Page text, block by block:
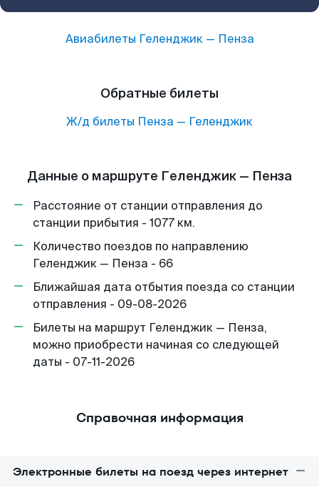
Авиабилеты Геленджик— Пенза
Обратные билеты
Ж/д билеты Пенза — Геленджик
Данные о маршруте Геленджик — Пенза
Расстояние от станции отправления до
станции прибытия - 1077 км.
Количество поездов по направлению
Геленджик — Пенза - 66
Ближайшая дата отбытия поезда со станции
отправления - 09-08-2026
Билеты на маршрут Геленджик — Пенза,
можно приобрести начиная со следующей
даты - 07-11-2026
Справочная информация
Электронные билеты на поезд через интернет